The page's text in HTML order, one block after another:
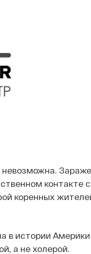
контакте
коренных
в истории
а не холерой.